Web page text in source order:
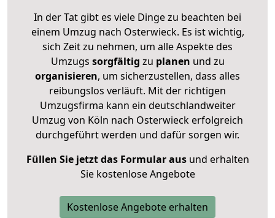
In der Tat gibt es viele Dinge zu beachten bei
einem Umzug nach Osterwieck. Es ist wichtig,
sich Zeit zu nehmen, um alle Aspekte des
Umzugs sorgfältig zu planen und zu
organisieren, um sicherzustellen, dass alles
reibungslos verläuft. Mit der richtigen
Umzugsfirma kann ein deutschlandweiter
Umzug von Köln nach Osterwieck erfolgreich
durchgeführt werden und dafür sorgen wir.
Füllen Sie jetzt das Formular ausund erhalten
Sie kostenlose Angebote
Kostenlose Angebote erhalten